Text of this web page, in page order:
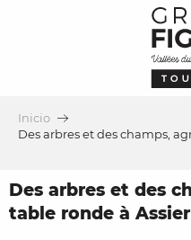
Inicio
Des arbres et des champs,
Des arbres et des
table ronde à Assier